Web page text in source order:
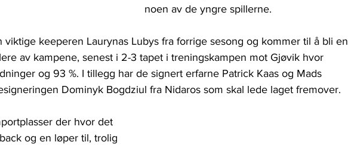
noen av de yngre spillerne.
viktige keeperen Laurynas Lubys fra forrige sesong og kommer til å bli en
av kampene, senest i 2-3 tapet i treningskampen mot Gjøvik hvor
og 93 %. I tillegg har de signert erfarne Patrick Kaas og Mads
Dominyk Bogdziul fra Nidaros som skal lede laget fremover.
der hvor det
og en løper til, trolig